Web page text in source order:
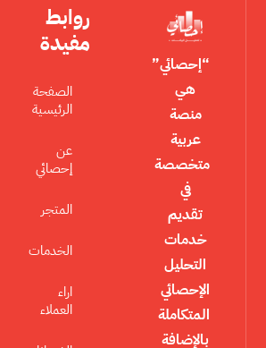
“إحصائي”
هي
منصة
عربية
متخصصة
في
تقديم
خدمات
التحليل
الإحصائي
المتكاملة
بالإضافة
روابط
مفيدة
الصفحة
الرئيسية
عن
إحصائي
المتجر
الخدمات
اراء
العملاء